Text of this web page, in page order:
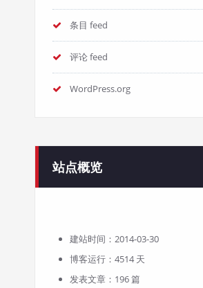
条目 feed
评论 feed
WordPress.org
站点概览
建站时间：2014-03-30
博客运行：4514 天
发表文章：196 篇